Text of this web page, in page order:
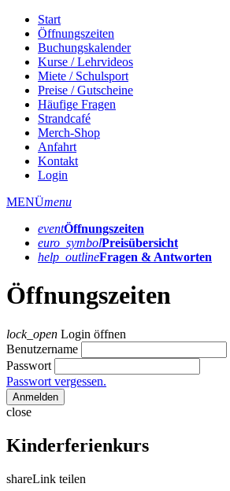
Start
Öffnungszeiten
Buchungskalender
Kurse / Lehrvideos
Miete / Schulsport
Preise / Gutscheine
Häufige Fragen
Strandcafé
Merch-Shop
Anfahrt
Kontakt
Login
MENÜmenu
eventÖffnungs­zeiten
euro_symbolPreis­übersicht
help_outlineFragen & Antworten
Öffnungszeiten
lock_open Login öffnen
Benutzername
Passwort
Passwort vergessen.
Anmelden
close
Kinderferienkurs
shareLink teilen